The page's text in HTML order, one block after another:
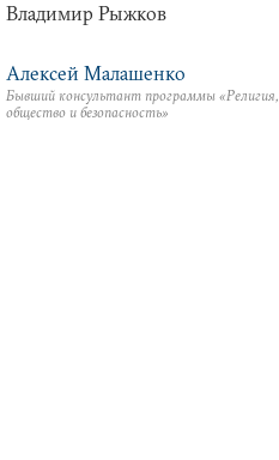
Владимир Рыжков
Алексей Малашенко
Бывший консультант программы «Религия,
общество и безопасность»